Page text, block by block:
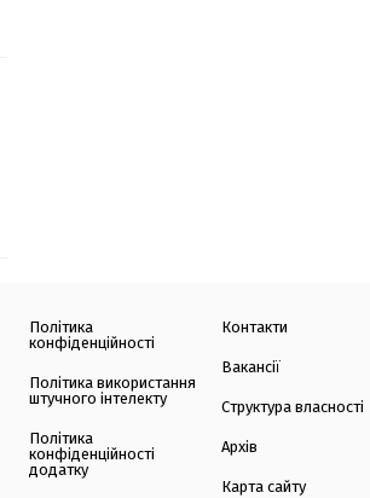
Політика
конфіденційності
Політика використання
штучного інтелекту
Політика
конфіденційності
додатку
Контакти
Вакансії
Структура власності
Архів
Карта сайту